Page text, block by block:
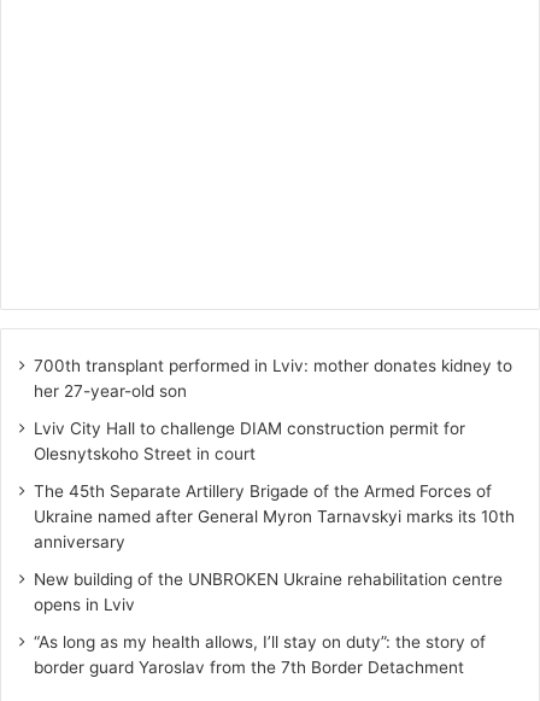
700th transplant performed in Lviv: mother donates kidney to
her 27-year-old son
Lviv City Hall to challenge DIAM construction permit for
Olesnytskoho Street in court
The 45th Separate Artillery Brigade of the Armed Forces of
Ukraine named after General Myron Tarnavskyi marks its 10th
anniversary
New building of the UNBROKEN Ukraine rehabilitation centre
opens in Lviv
“As long as my health allows, I’ll stay on duty”: the story of
border guard Yaroslav from the 7th Border Detachment